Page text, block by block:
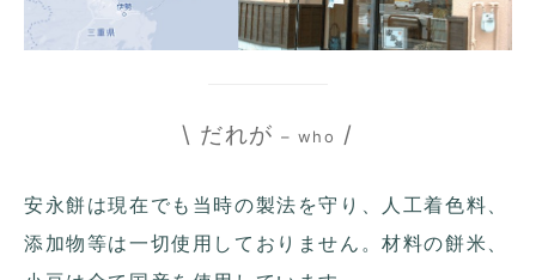
\ だれが – who /
安永餅は現在でも当時の製法を守り、人工着色料、
添加物等は一切使用しておりません。材料の餅米、